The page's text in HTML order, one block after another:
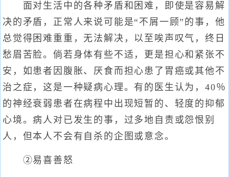
面对生活中的各种矛盾和困难，即使是容易解
决的矛盾，正常人来说可能是“不屑一顾”的事，他
总觉得困难重重，无法解决，以至唉声叹气，终日
愁眉苦脸。倘若身体有些不适，更是担心和紧张不
安，如患者因腹胀、厌食而担心患了胃癌或其他不
治之症，这是一种疑病心理。有的医生认为，40％
的神经衰弱患者在病程中出现短暂的、轻度的抑郁
心境。病人对已发生的事，过多地自责或怨恨别
人，但本人不会有自杀的企图或意念。
②易喜善怒